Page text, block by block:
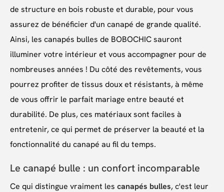
de structure en bois robuste et durable, pour vous
assurez de bénéficier d'un canapé de grande qualité.
Ainsi, les canapés bulles de BOBOCHIC sauront
illuminer votre intérieur et vous accompagner pour de
nombreuses années ! Du côté des revêtements, vous
pourrez profiter de tissus doux et résistants, à même
de vous offrir le parfait mariage entre beauté et
durabilité. De plus, ces matériaux sont faciles à
entretenir, ce qui permet de préserver la beauté et la
fonctionnalité du canapé au fil du temps.
Le canapé bulle : un confort incomparable
Ce qui distingue vraiment les canapés bulles, c'est leur